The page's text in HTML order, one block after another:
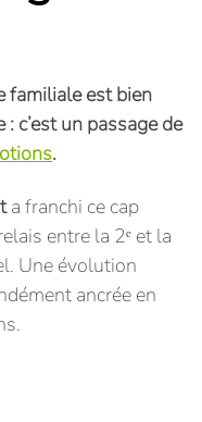
familiale est bien
c’est un passage de
.
a franchi ce cap
entre la 2ᵉ et la
Une évolution
ancrée en